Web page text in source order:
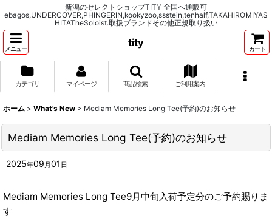
新潟のセレクトショップTITY 全国へ通販可
ebagos,UNDERCOVER,PHINGERIN,kookyzoo,ssstein,tenhalf,TAKAHIROMIYAS
HITATheSoloist.取扱ブランドその他正規取り扱い
メニュー
tity
カート
カテゴリ マイページ 商品検索 ご利用案内
ホーム > What's New > Mediam Memories Long Tee(予約)のお知らせ
Mediam Memories Long Tee(予約)のお知らせ
2025年09 月01 日
Mediam Memories Long Tee9月中旬入荷予定分のご予約賜りま
す